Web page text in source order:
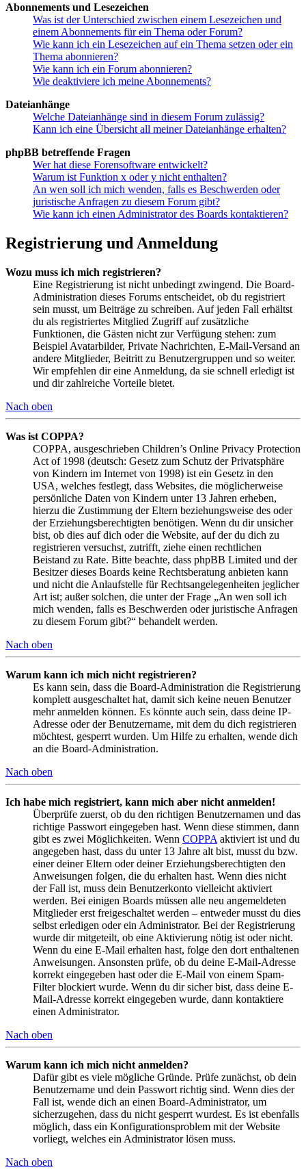
Abonnements und Lesezeichen
Was ist der Unterschied zwischen einem Lesezeichen und
einem Abonnements für ein Thema oder Forum?
Wie kann ich ein Lesezeichen auf ein Thema setzen oder ein
Thema abonnieren?
Wie kann ich ein Forum abonnieren?
Wie deaktiviere ich meine Abonnements?
Dateianhänge
Welche Dateianhänge sind in diesem Forum zulässig?
Kann ich eine Übersicht all meiner Dateianhänge erhalten?
phpBB betreffende Fragen
Wer hat diese Forensoftware entwickelt?
Warum ist Funktion x oder y nicht enthalten?
An wen soll ich mich wenden, falls es Beschwerden oder
juristische Anfragen zu diesem Forum gibt?
Wie kann ich einen Administrator des Boards kontaktieren?
Registrierung und Anmeldung
Wozu muss ich mich registrieren?
Eine Registrierung ist nicht unbedingt zwingend. Die Board-
Administration dieses Forums entscheidet, ob du registriert
sein musst, um Beiträge zu schreiben. Auf jeden Fall erhältst
du als registriertes Mitglied Zugriff auf zusätzliche
Funktionen, die Gästen nicht zur Verfügung stehen: zum
Beispiel Avatarbilder, Private Nachrichten, E-Mail-Versand an
andere Mitglieder, Beitritt zu Benutzergruppen und so weiter.
Wir empfehlen dir eine Anmeldung, da sie schnell erledigt ist
und dir zahlreiche Vorteile bietet.
Nach oben
Was ist COPPA?
COPPA, ausgeschrieben Children’s Online Privacy Protection
Act of 1998 (deutsch: Gesetz zum Schutz der Privatsphäre
von Kindern im Internet von 1998) ist ein Gesetz in den
USA, welches festlegt, dass Websites, die möglicherweise
persönliche Daten von Kindern unter 13 Jahren erheben,
hierzu die Zustimmung der Eltern beziehungsweise des oder
der Erziehungsberechtigten benötigen. Wenn du dir unsicher
bist, ob dies auf dich oder die Website, auf der du dich zu
registrieren versuchst, zutrifft, ziehe einen rechtlichen
Beistand zu Rate. Bitte beachte, dass phpBB Limited und der
Besitzer dieses Boards keine Rechtsberatung anbieten kann
und nicht die Anlaufstelle für Rechtsangelegenheiten jeglicher
Art ist; außer solchen, die unter der Frage „An wen soll ich
mich wenden, falls es Beschwerden oder juristische Anfragen
zu diesem Forum gibt?“ behandelt werden.
Nach oben
Warum kann ich mich nicht registrieren?
Es kann sein, dass die Board-Administration die Registrierung
komplett ausgeschaltet hat, damit sich keine neuen Benutzer
mehr anmelden können. Es könnte auch sein, dass deine IP-
Adresse oder der Benutzername, mit dem du dich registrieren
möchtest, gesperrt wurden. Um Hilfe zu erhalten, wende dich
an die Board-Administration.
Nach oben
Ich habe mich registriert, kann mich aber nicht anmelden!
Überprüfe zuerst, ob du den richtigen Benutzernamen und das
richtige Passwort eingegeben hast. Wenn diese stimmen, dann
gibt es zwei Möglichkeiten. Wenn COPPA aktiviert ist und du
angegeben hast, dass du unter 13 Jahre alt bist, musst du bzw.
einer deiner Eltern oder deiner Erziehungsberechtigten den
Anweisungen folgen, die du erhalten hast. Wenn dies nicht
der Fall ist, muss dein Benutzerkonto vielleicht aktiviert
werden. Bei einigen Boards müssen alle neu angemeldeten
Mitglieder erst freigeschaltet werden – entweder musst du dies
selbst erledigen oder ein Administrator. Bei der Registrierung
wurde dir mitgeteilt, ob eine Aktivierung nötig ist oder nicht.
Wenn du eine E-Mail erhalten hast, folge den dort enthaltenen
Anweisungen. Ansonsten prüfe, ob du deine E-Mail-Adresse
korrekt eingegeben hast oder die E-Mail von einem Spam-
Filter blockiert wurde. Wenn du dir sicher bist, dass deine E-
Mail-Adresse korrekt eingegeben wurde, dann kontaktiere
einen Administrator.
Nach oben
Warum kann ich mich nicht anmelden?
Dafür gibt es viele mögliche Gründe. Prüfe zunächst, ob dein
Benutzername und dein Passwort richtig sind. Wenn dies der
Fall ist, wende dich an einen Board-Administrator, um
sicherzugehen, dass du nicht gesperrt wurdest. Es ist ebenfalls
möglich, dass ein Konfigurationsproblem mit der Website
vorliegt, welches ein Administrator lösen muss.
Nach oben